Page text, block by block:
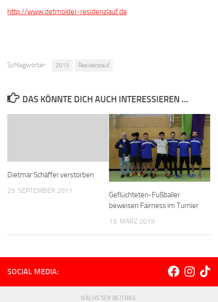
http://www.detmolder-residenzlauf.de
Schlagwörter: 2013 Residenzlauf
DAS KÖNNTE DICH AUCH INTERESSIEREN …
Dietmar Schäffer verstorben
25. SEPTEMBER 2011
Geflüchteten-Fußballer
beweisen Fairness im Turnier
13. MÄRZ 2019
SOCIAL MEDIA:
NÄCHSTER BEITRAG